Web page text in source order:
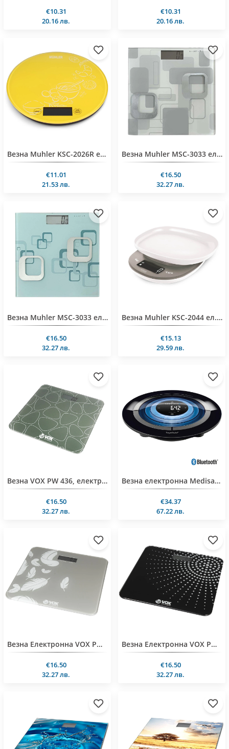
€10.31
20.16 лв.
€10.31
20.16 лв.
Везна Muhler KSC-2026R ел.кухненска, жълт, 5kg
€11.01
21.53 лв.
Везна Muhler MSC-3033 електронна, Цвят2 , 180 kg
€16.50
32.27 лв.
Везна Muhler MSC-3033 електронна, син, 180 kg
€16.50
32.27 лв.
Везна Muhler KSC-2044 ел.кухненска с купа, 5kg
€15.13
29.59 лв.
Везна VOX PW 436, електронна, 180 kg
€16.50
32.27 лв.
Везна електронна Medisana TargetScale 3 BT
€34.37
67.22 лв.
Везна Електронна VOX PW436-02 леко
€16.50
32.27 лв.
Везна Електронна VOX PW436-01, черно и бяло
€16.50
32.27 лв.